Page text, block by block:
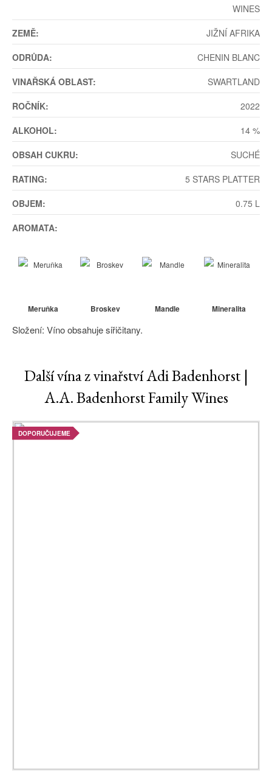
WINES
ZEMĚ:
JIŽNÍ AFRIKA
ODRŮDA:
CHENIN BLANC
VINAŘSKÁ OBLAST:
SWARTLAND
ROČNÍK:
2022
ALKOHOL:
14 %
OBSAH CUKRU:
SUCHÉ
RATING:
5 STARS PLATTER
OBJEM:
0.75 L
AROMATA:
Meruňka Broskev Mandle Mineralita
Složení: Víno obsahuje siřičitany.
Další vína z vinařství Adi Badenhorst |
A.A. Badenhorst Family Wines
DOPORUČUJEME